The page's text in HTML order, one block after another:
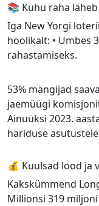
📚 Kuhu raha läheb
Iga New Yorgi
hoolikalt: • Umbes
rahastamiseks.
53% mängijad
jaemüügi
Ainuüksi 2023.
hariduse
💰 Kuulsad lood ja
Kakskümmend
Millionsi 319